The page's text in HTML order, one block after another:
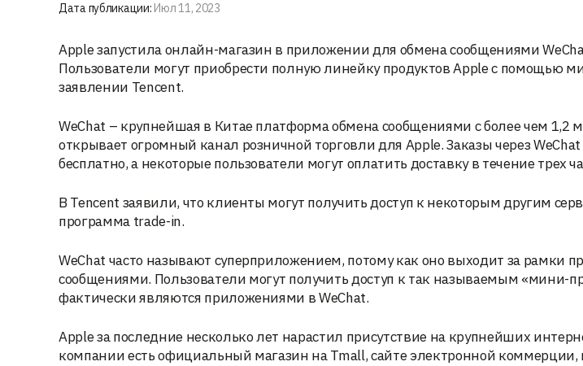
Дата публикации: Июл 11, 2023
Apple запустила онлайн-магазин в приложении для обмена сообщениями
Пользователи могут приобрести полную линейку продуктов Apple с помощью
заявлении Tencent.
WeChat – крупнейшая в Китае платформа обмена сообщениями с более чем 1,2
открывает огромный канал розничной торговли для Apple. Заказы через
бесплатно, а некоторые пользователи могут оплатить доставку в течение трех
В Tencent заявили, что клиенты могут получить доступ к некоторым другим
программа trade-in.
WeChat часто называют суперприложением, потому как оно выходит за рамки
сообщениями. Пользователи могут получить доступ к так называемым «мини-
фактически являются приложениями в WeChat.
Apple за последние несколько лет нарастил присутствие на крупнейших
компании есть официальный магазин на Tmall, сайте электронной коммерции,